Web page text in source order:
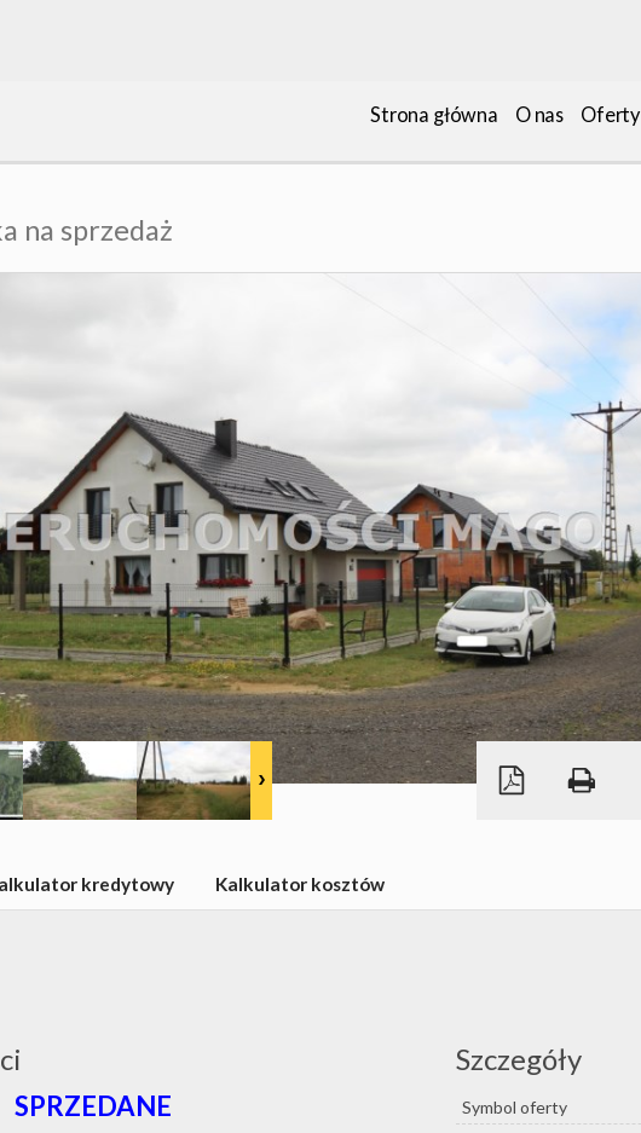
Strona główna O nas Oferty
na sprzedaż
| © MapTiler
kredytowy Kalkulator kosztów
SPRZEDANE
Szczegóły
Symbol oferty